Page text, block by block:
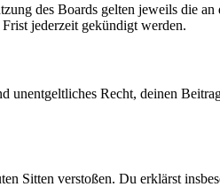
des Boards gelten jeweils die
jederzeit gekündigt werden.
Recht, deinen
Sitten verstoßen. Du erklärst